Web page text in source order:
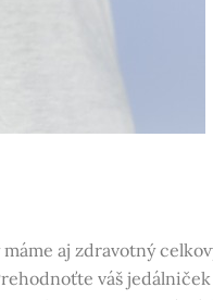
máme aj zdravotný
váš